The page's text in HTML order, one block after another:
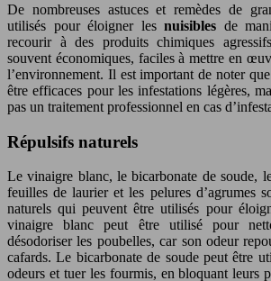
De nombreuses astuces et remèdes de
utilisés pour éloigner lesnuisibles de
recourir à des produits chimiques
souvent économiques, faciles à mettre en
l’environnement. Il est important de noter
être efficaces pour les infestations légères,
pas un traitement professionnel en cas
Répulsifs naturels
Le vinaigre blanc, le bicarbonate de soude,
feuilles de laurier et les pelures d’agrumes
naturels qui peuvent être utilisés pour
vinaigre blanc peut être utilisé pour
désodoriser les poubelles, car son odeur
cafards. Le bicarbonate de soude peut être
odeurs et tuer les fourmis, en bloquant leurs